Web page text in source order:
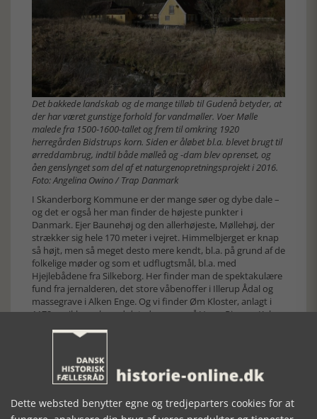
Det bakkede landskab og de mange tilløb til Gudenå betyder, at
der har været gunstige forhold for vandmøller. Voer Mølle
malede fra 1500‑1600-tallet og frem til omkring 1920
herregården Bidstrups korn. Siden er åløbet bl.a. blevet brugt til
ørreddambrug, indtil både mølleå og -dam blev oprenset, og
åen genslynget som del af et naturgenopretningsprojekt i 2016.
Foto: Angelina Owino / Trap Danmark
I Skanderborg Kommune er der mange søer og dybe dale –
og det er også her man finder de højeste punkter i
Danmark. Ejer Baunehøj og den allerhøjeste, Møllehøj, der
strækker sig hele 170 meter i vejret. Himmelbjerget er knap
så højt, men så meget desto mere kendt, bl.a. på grund af de
folkelige møder og som et udflugtsmål, bl.a. med
Hjejlebådene fra Silkeborg. Her finder man de spektakulære
fund fra jernalderen, det store våbenoffer i Illerup Ådal og
massegrave i Alken Enge. Og vi finder Øm Kloster, anlagt i
1172, og ikke nok med det, der var også Veng, Ring og Kalvø
Kloster. Skanderborg lå omkring kongeslottet, og det var
også medvirkende til, at Skanderborg fik købstadsstatus i
vigtig markedsby med handelsprivilegier i middelalderen.
Det nuværende Ry er stationsbyen, der groede frem
store industrivirksomheder, ligesom højskolen er kendt.
Byerne Galten og Hørning er ligeledes opstået som
Dette websted benytter egne og tredjeparters cookies for at